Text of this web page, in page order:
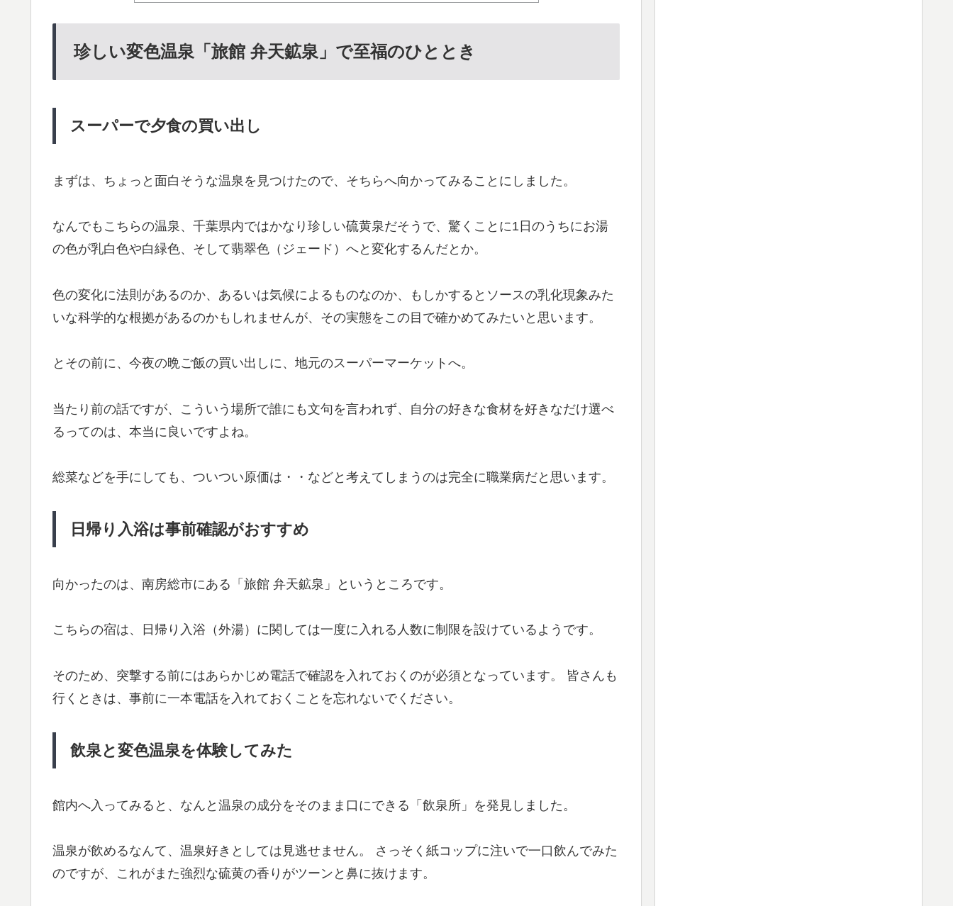
珍しい変色温泉「旅館 弁天鉱泉」で至福のひととき
スーパーで夕食の買い出し
まずは、ちょっと面白そうな温泉を見つけたので、そちらへ向かってみることにしました。
なんでもこちらの温泉、千葉県内ではかなり珍しい硫黄泉だそうで、驚くことに1日のうちにお湯
の色が乳白色や白緑色、そして翡翠色（ジェード）へと変化するんだとか。
色の変化に法則があるのか、あるいは気候によるものなのか、もしかするとソースの乳化現象みた
いな科学的な根拠があるのかもしれませんが、その実態をこの目で確かめてみたいと思います。
とその前に、今夜の晩ご飯の買い出しに、地元のスーパーマーケットへ。
当たり前の話ですが、こういう場所で誰にも文句を言われず、自分の好きな食材を好きなだけ選べ
るってのは、本当に良いですよね。
総菜などを手にしても、ついつい原価は・・などと考えてしまうのは完全に職業病だと思います。
日帰り入浴は事前確認がおすすめ
向かったのは、南房総市にある「旅館 弁天鉱泉」というところです。
こちらの宿は、日帰り入浴（外湯）に関しては一度に入れる人数に制限を設けているようです。
そのため、突撃する前にはあらかじめ電話で確認を入れておくのが必須となっています。 皆さんも
行くときは、事前に一本電話を入れておくことを忘れないでください。
飲泉と変色温泉を体験してみた
館内へ入ってみると、なんと温泉の成分をそのまま口にできる「飲泉所」を発見しました。
温泉が飲めるなんて、温泉好きとしては見逃せません。 さっそく紙コップに注いで一口飲んでみた
のですが、これがまた強烈な硫黄の香りがツーンと鼻に抜けます。